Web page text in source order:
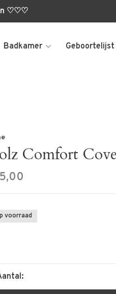
♡♡♡
Badkamer Geboortelijst
Comfort
voorraad